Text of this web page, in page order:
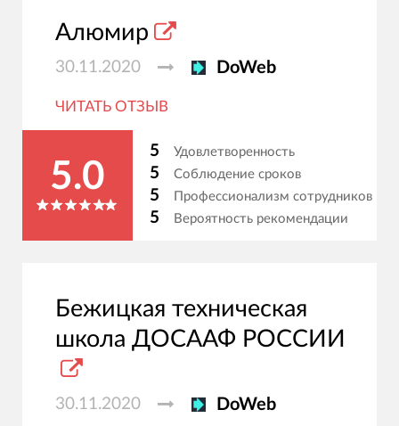
Алюмир
30.11.2020 DoWeb
ЧИТАТЬ ОТЗЫВ
5.0
5 Удовлетворенность
5 Соблюдение сроков
5 Профессионализм сотрудников
5 Вероятность рекомендации
Бежицкая техническая
школа ДОСААФ РОСCИИ
30.11.2020 DoWeb